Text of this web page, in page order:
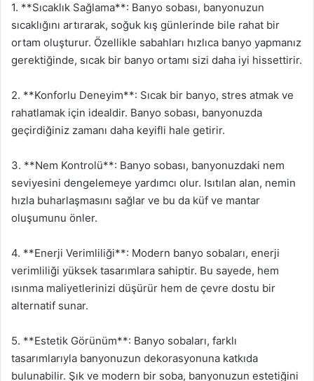
1. **Sıcaklık Sağlama**: Banyo sobası, banyonuzun
sıcaklığını artırarak, soğuk kış günlerinde bile rahat bir
ortam oluşturur. Özellikle sabahları hızlıca banyo yapmanız
gerektiğinde, sıcak bir banyo ortamı sizi daha iyi hissettirir.
2. **Konforlu Deneyim**: Sıcak bir banyo, stres atmak ve
rahatlamak için idealdir. Banyo sobası, banyonuzda
geçirdiğiniz zamanı daha keyifli hale getirir.
3. **Nem Kontrolü**: Banyo sobası, banyonuzdaki nem
seviyesini dengelemeye yardımcı olur. Isıtılan alan, nemin
hızla buharlaşmasını sağlar ve bu da küf ve mantar
oluşumunu önler.
4. **Enerji Verimliliği**: Modern banyo sobaları, enerji
verimliliği yüksek tasarımlara sahiptir. Bu sayede, hem
ısınma maliyetlerinizi düşürür hem de çevre dostu bir
alternatif sunar.
5. **Estetik Görünüm**: Banyo sobaları, farklı
tasarımlarıyla banyonuzun dekorasyonuna katkıda
bulunabilir. Şık ve modern bir soba, banyonuzun estetiğini